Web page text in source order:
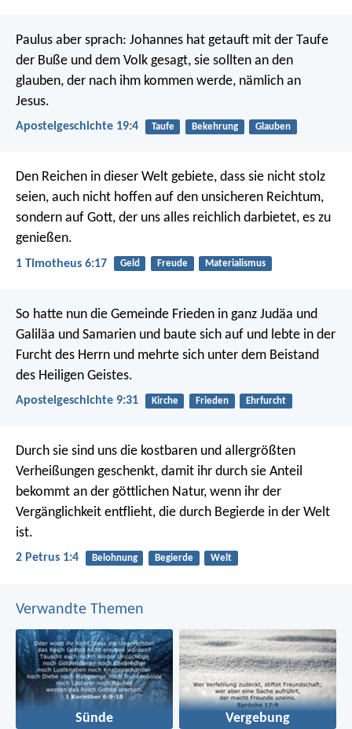
Paulus aber sprach: Johannes hat getauft mit der Taufe
der Buße und dem Volk gesagt, sie sollten an den
glauben, der nach ihm kommen werde, nämlich an
Jesus.
Apostelgeschichte 19:4 Taufe Bekehrung Glauben
Den Reichen in dieser Welt gebiete, dass sie nicht stolz
seien, auch nicht hoffen auf den unsicheren Reichtum,
sondern auf Gott, der uns alles reichlich darbietet, es zu
genießen.
1 Timotheus 6:17 Geld Freude Materialismus
So hatte nun die Gemeinde Frieden in ganz Judäa und
Galiläa und Samarien und baute sich auf und lebte in der
Furcht des Herrn und mehrte sich unter dem Beistand
des Heiligen Geistes.
Apostelgeschichte 9:31 Kirche Frieden Ehrfurcht
Durch sie sind uns die kostbaren und allergrößten
Verheißungen geschenkt, damit ihr durch sie Anteil
bekommt an der göttlichen Natur, wenn ihr der
Vergänglichkeit entflieht, die durch Begierde in der Welt
ist.
2 Petrus 1:4 Belohnung Begierde Welt
Verwandte Themen
Sünde Vergebung